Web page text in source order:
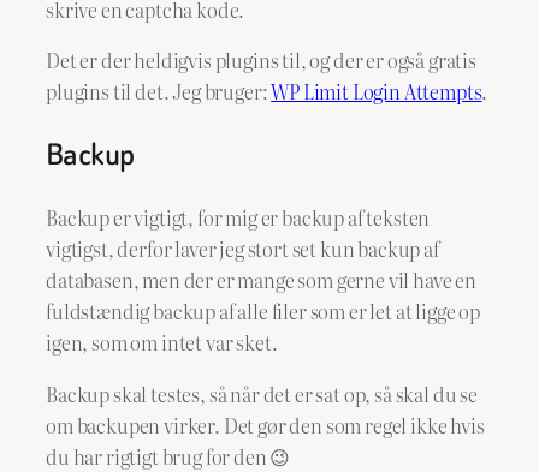
skrive en captcha kode.
Det er der heldigvis plugins til, og der er også gratis
plugins til det. Jeg bruger:WP Limit Login Attempts.
Backup
Backup er vigtigt, for mig er backup af teksten
vigtigst, derfor laver jeg stort set kun backup af
databasen, men der er mange som gerne vil have en
fuldstændig backup af alle filer som er let at ligge op
igen, som om intet var sket.
Backup skal testes, så når det er sat op, så skal du se
om backupen virker. Det gør den som regel ikke hvis
du har rigtigt brug for den 😉